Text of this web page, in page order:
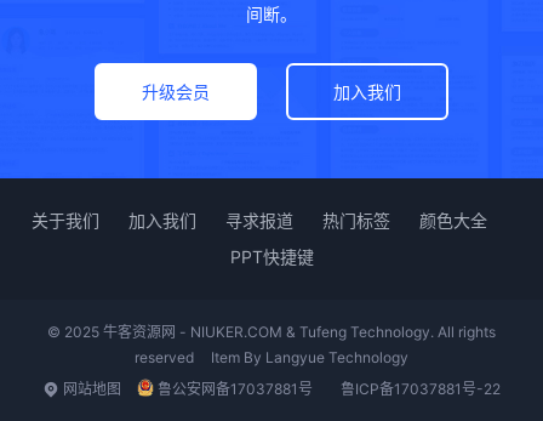
间断。
升级会员 加入我们
关于我们 加入我们 寻求报道 热门标签
颜色大全
PPT快捷键
© 2025 牛客资源网 - NIUKER.COM & Tufeng Technology. All rights
reserved
Item By Langyue Technology
网站地图
鲁公安网备17037881号 鲁ICP备17037881号-22